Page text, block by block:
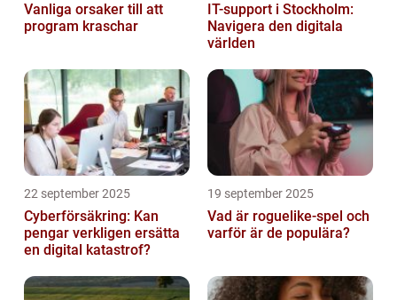
Vanliga orsaker till att
program kraschar
IT-support i Stockholm:
Navigera den digitala
världen
22 september 2025
Cyberförsäkring: Kan
pengar verkligen ersätta
en digital katastrof?
19 september 2025
Vad är roguelike-spel och
varför är de populära?